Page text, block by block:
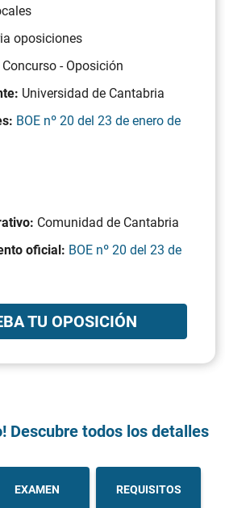
oposiciones
Concurso - Oposición
Universidad de Cantabria
BOE nº 20 del 23 de enero de
Comunidad de Cantabria
oficial: BOE nº 20 del 23 de
TU OPOSICIÓN
Descubre todos los detalles
EXAMEN REQUISITOS